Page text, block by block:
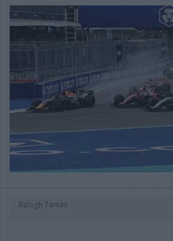
Balogh Tamás